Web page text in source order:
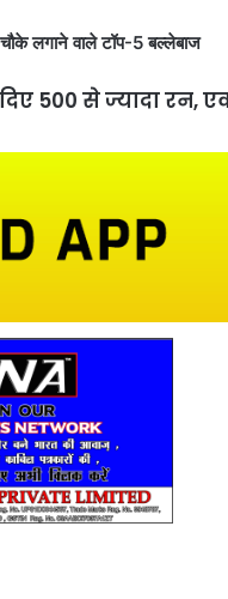
लगाने वाले टॉप-5 बल्लेबाज
500 से ज्यादा रन,